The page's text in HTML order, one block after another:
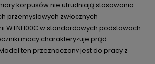
korpusów nie utrudniają stosowania
przemysłowych zwłocznych
WTNH00C w standardowych podstawach.
mocy charakteryzuje prąd
ten przeznaczony jest do pracy z